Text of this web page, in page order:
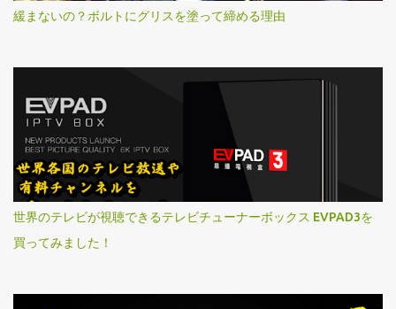
緩まないの？ボルトにグリスを塗って締める理由
世界のテレビが視聴できるテレビチューナーボックス EVPAD3を
買ってみました！